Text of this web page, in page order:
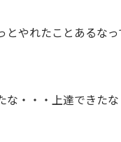
とやれたことあるな
な・・・上達できたな